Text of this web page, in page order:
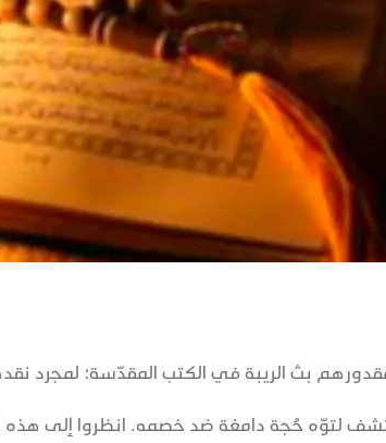
بث الريبة في الكتب المقدّسة؛ لمجرد
لتوّه حُجة دامغة ضد خصمه. انظروا إلى هذه